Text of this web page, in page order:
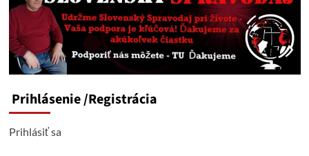
&
Kolíková
Prihlásenie/Registrácia
Prihlásiť sa